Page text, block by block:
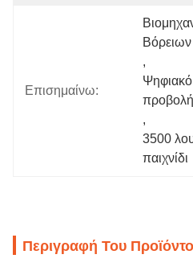
Επισημαίνω:
,
Ψηφιακό
,
3500
παιχνίδι
Περιγραφή Του